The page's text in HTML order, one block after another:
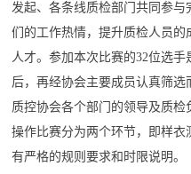
发起、各条线质检部门共同参
们的工作热情，提升质检人员
人才。参加本次比赛的32位选
后，再经协会主要成员认真筛
质控协会各个部门的领导及质
操作比赛分为两个环节，即样
有严格的规则要求和时限说明